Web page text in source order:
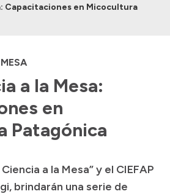
Capacitaciones en Micocultura
a la Mesa:
en
Patagónica
a la Mesa” y el CIEFAP
brindarán una serie de